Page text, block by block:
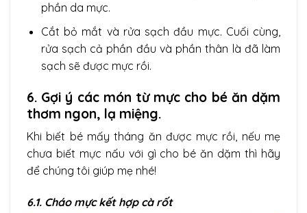
phần da mực.
Cắt bỏ mắt và rửa sạch đầu mực. Cuối cùng,
rửa sạch cả phần đầu và phần thân là đã làm
sạch sẽ được mực rồi.
6. Gợi ý các món từ mực cho bé ăn dặm
thơm ngon, lạ miệng.
Khi biết bé mấy tháng ăn được mực rồi, nếu mẹ
chưa biết mực nấu với gì cho bé ăn dặm thì hãy
để chúng tôi giúp mẹ nhé!
6.1. Cháo mực kết hợp cà rốt